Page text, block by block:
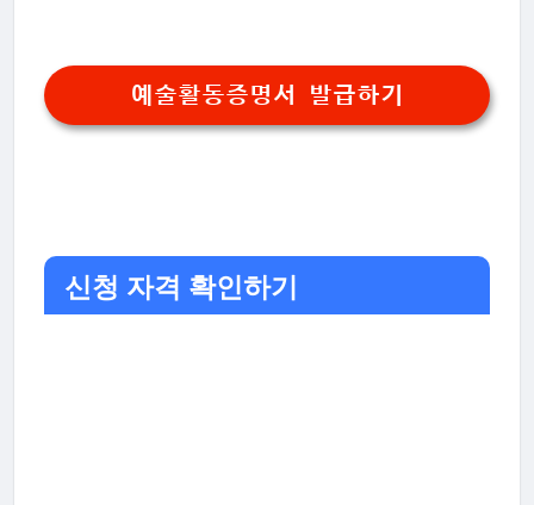
예술활동증명서 발급하기
신청 자격 확인하기